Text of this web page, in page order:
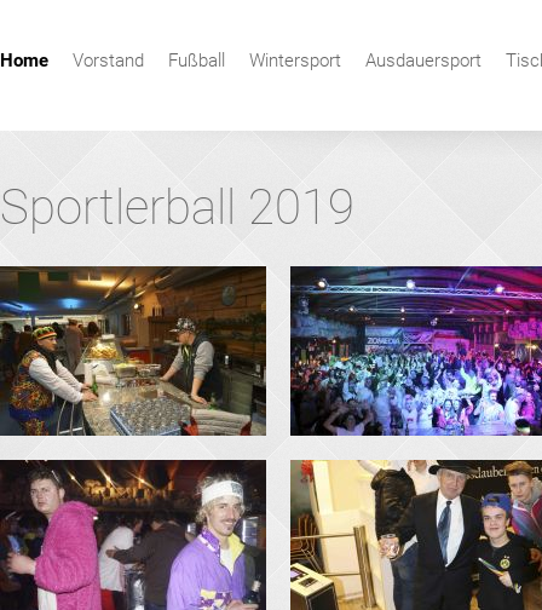
Navigation
Home Vorstand Fußball Wintersport Ausdauersport
Sportlerball 2019